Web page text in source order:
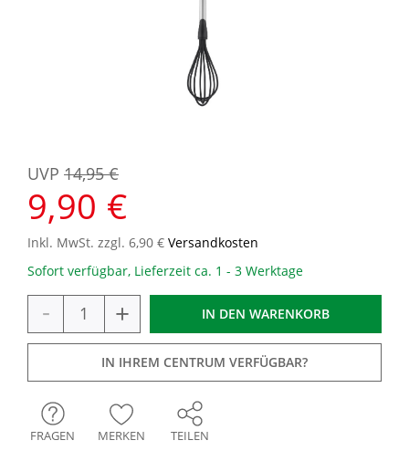
9,90 €
UVP 14,95 €
Inkl. MwSt. zzgl. 6,90 € Versandkosten
Sofort verfügbar, Lieferzeit ca. 1 - 3 Werktage
- + IN DEN WARENKORB
IN IHREM CENTRUM VERFÜGBAR?
FRAGEN MERKEN TEILEN